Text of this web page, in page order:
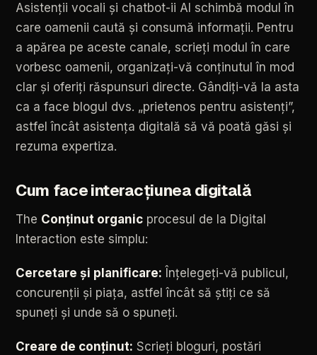
Asistenții vocali și chatbot-ii AI schimbă modul în
care oamenii caută și consumă informații. Pentru
a apărea pe aceste canale, scrieți modul în care
vorbesc oamenii, organizați-vă conținutul în mod
clar și oferiți răspunsuri directe. Gândiți-vă la asta
ca a face blogul dvs. „prietenos pentru asistenți”,
astfel încât asistența digitală să vă poată găsi și
rezuma expertiza.
Cum faceinteracțiunea digitală
The Conținut organic procesul de la Digital
Interaction este simplu:
Cercetare și planificare: Înțelegeți-vă publicul,
concurenții și piața, astfel încât să știți ce să
spuneți și unde să o spuneți.
Creare de conținut: Scrieți bloguri, postări